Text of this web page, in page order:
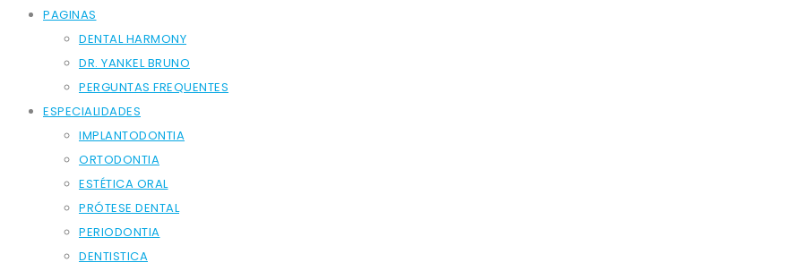
PAGINAS
DENTAL HARMONY
DR. YANKEL BRUNO
PERGUNTAS FREQUENTES
ESPECIALIDADES
IMPLANTODONTIA
ORTODONTIA
ESTÉTICA ORAL
PRÓTESE DENTAL
PERIODONTIA
DENTISTICA